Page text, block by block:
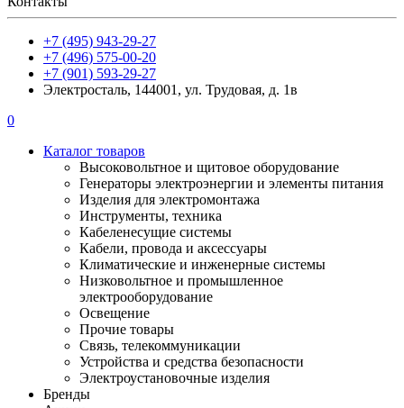
+7 (495) 943-29-27
+7 (496) 575-00-20
+7 (901) 593-29-27
Электросталь, 144001, ул. Трудовая, д. 1в
0
Каталог товаров
Высоковольтное и щитовое оборудование
Генераторы электроэнергии и элементы питания
Изделия для электромонтажа
Инструменты, техника
Кабеленесущие системы
Кабели, провода и аксессуары
Климатические и инженерные системы
Низковольтное и промышленное
электрооборудование
Освещение
Прочие товары
Связь, телекоммуникации
Устройства и средства безопасности
Электроустановочные изделия
Бренды